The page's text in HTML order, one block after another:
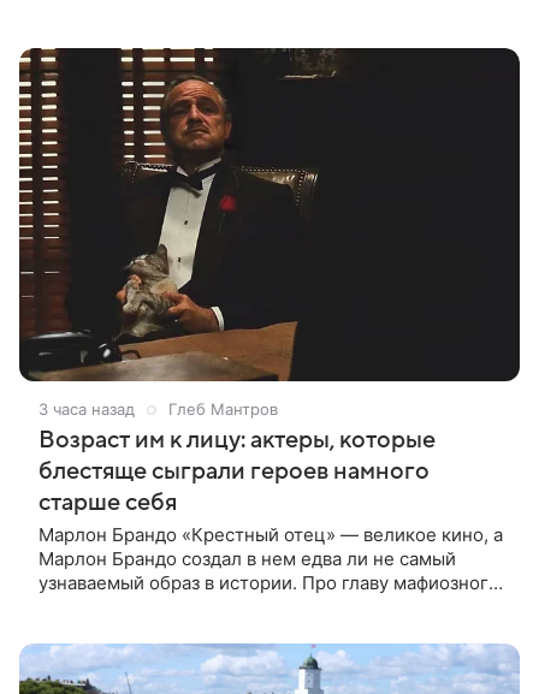
3 часа назад Глеб Мантров
Возраст им к лицу: актеры, которые
блестяще сыграли героев намного
старше себя
Марлон Брандо «Крестный отец» — великое кино, а
Марлон Брандо создал в нем едва ли не самый
узнаваемый образ в истории. Про главу мафиозного